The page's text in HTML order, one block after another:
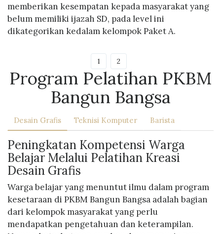
memberikan kesempatan kepada masyarakat yang
belum memiliki ijazah SD, pada level ini
dikategorikan kedalam kelompok Paket A.
1 2
Program Pelatihan PKBM
Bangun Bangsa
Desain Grafis Teknisi Komputer Barista
Peningkatan Kompetensi Warga
Belajar Melalui Pelatihan Kreasi
Desain Grafis
Warga belajar yang menuntut ilmu dalam program
kesetaraan di PKBM Bangun Bangsa adalah bagian
dari kelompok masyarakat yang perlu
mendapatkan pengetahuan dan keterampilan.